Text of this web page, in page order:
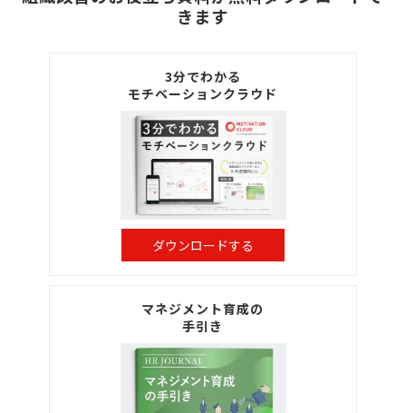
きます
3分でわかる
モチベーションクラウド
ダウンロードする
マネジメント育成の
手引き